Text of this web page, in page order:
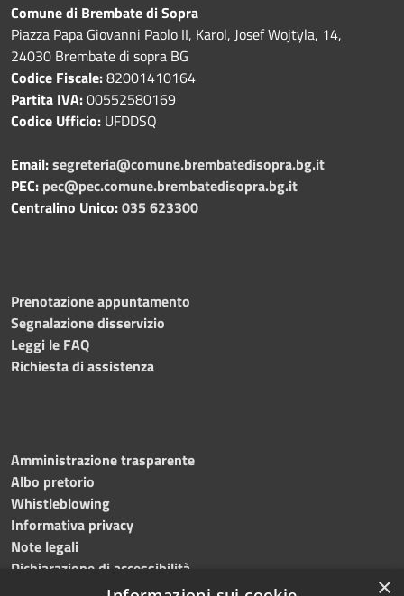
Comune di Brembate di Sopra
Piazza Papa Giovanni Paolo II, Karol, Josef Wojtyla, 14,
24030 Brembate di sopra BG
Codice Fiscale:82001410164
Partita IVA:00552580169
Codice Ufficio: UFDDSQ
Email:segreteria@comune.brembatedisopra.bg.it
PEC: pec@pec.comune.brembatedisopra.bg.it
Centralino Unico:035 623300
Prenotazione appuntamento
Segnalazione disservizio
Leggi le FAQ
Richiesta di assistenza
Amministrazione trasparente
Albo pretorio
Whistleblowing
Informativa privacy
Note legali
Dichiarazione di accessibilità
×